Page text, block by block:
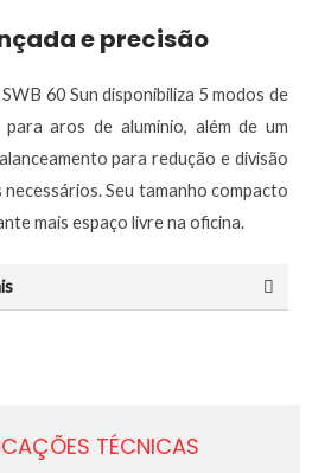
e precisão
60 Sun disponibiliza 5 modos de
para aros de alumínio, além de um
para redução e divisão
Seu tamanho compacto
mais espaço livre na oficina.
TÉCNICAS